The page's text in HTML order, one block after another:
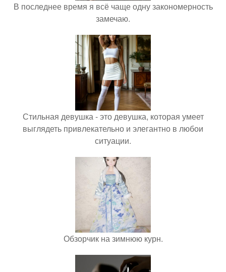
В последнее время я всё чаще одну закономерность
замечаю.
Стильная девушка - это девушка, которая умеет
выглядеть привлекательно и элегантно в любои
ситуации.
Обзорчик на зимнюю курн.